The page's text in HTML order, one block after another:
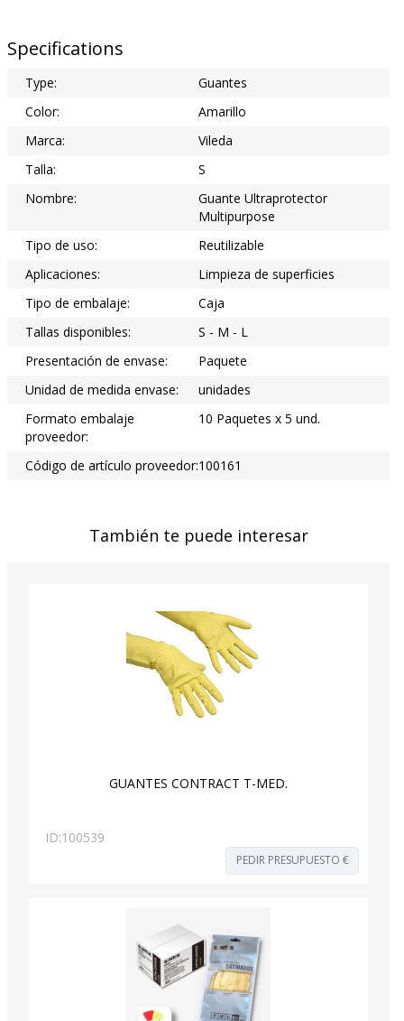
Specifications
Type:
Guantes
Color:
Amarillo
Marca:
Vileda
Talla:
S
Nombre:
Guante Ultraprotector
Multipurpose
Tipo de uso:
Reutilizable
Aplicaciones:
Limpieza de superficies
Tipo de embalaje:
Caja
Tallas disponibles:
S - M - L
Presentación de envase:
Paquete
Unidad de medida envase:
unidades
Formato embalaje
proveedor:
10 Paquetes x 5 und.
Código de artículo proveedor:100161
También te puede interesar
GUANTES CONTRACT T-MED.
ID:100539
PEDIR PRESUPUESTO €